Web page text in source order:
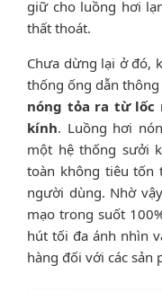
giữ cho luồng hơi
thất thoát.
Chưa dừng lại ở đó,
thống ống dẫn
nóng tỏa ra từ lốc
kính. Luồng hơi
một hệ thống sưởi
toàn không tiêu tốn
người dùng. Nhờ
mạo trong suốt
hút tối đa ánh nhìn
hàng đối với các sản